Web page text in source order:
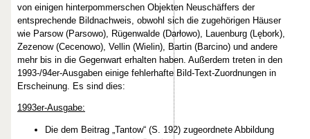
von einigen hinterpommerschen Objekten Neuschäffers der
entsprechende Bildnachweis, obwohl sich die zugehörigen Häuser
wie Parsow (Parsowo), Rügenwalde (Darłowo), Lauenburg (Lębork),
Zezenow (Cecenowo), Vellin (Wielin), Bartin (Barcino) und andere
mehr bis in die Gegenwart erhalten haben. Außerdem treten in den
1993-/94er-Ausgaben einige fehlerhafte Bild-Text-Zuordnungen in
Erscheinung. Es sind dies:
1993er-Ausgabe:
Die dem Beitrag „Tantow“ (S. 192) zugeordnete Abbildung